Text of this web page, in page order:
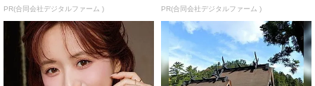
PR(合同会社デジタルファーム ) PR(合同会社デジタルファーム )